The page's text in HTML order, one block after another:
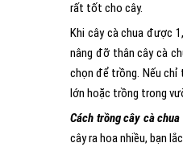
rất tốt cho cây.
Khi cây cà chua được
nâng đỡ thân cây cà
chọn để trồng. Nếu chỉ
lớn hoặc trồng trong
Cách trồng cây cà chua
cây ra hoa nhiều, bạn